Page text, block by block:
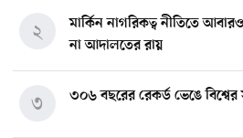
মার্কিন নাগরিকত্ব নীতিতে
না আদালতের রায়
২
৩০৬ বছরের রেকর্ড ভেঙে
৩